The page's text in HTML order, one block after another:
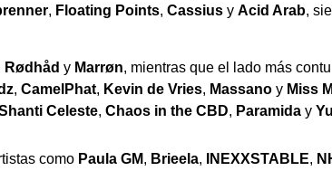
, Floating Points, Cassius y Acid Arab,
Rødhåd y Marrøn, mientras que el lado más
, CamelPhat, Kevin de Vries, Massano y Miss
Celeste, Chaos in the CBD, Paramida y
como Paula GM, Brieela, INEXXSTABLE,